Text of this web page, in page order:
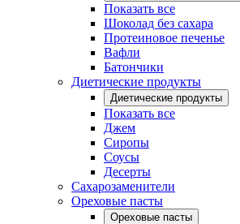
Показать все
Шоколад без сахара
Протеиновое печенье
Вафли
Батончики
Диетические продукты
Диетические продукты
Показать все
Джем
Сиропы
Соусы
Десерты
Сахарозаменители
Ореховые пасты
Ореховые пасты